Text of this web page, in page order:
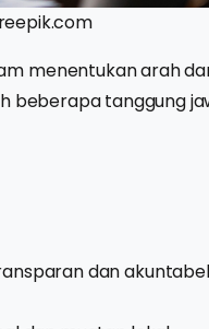
menentukan arah
beberapa tanggung
dan